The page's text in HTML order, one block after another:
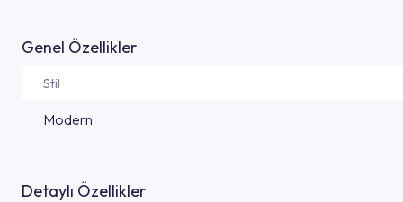
Genel Özellikler
Stil
Modern
Detaylı Özellikler